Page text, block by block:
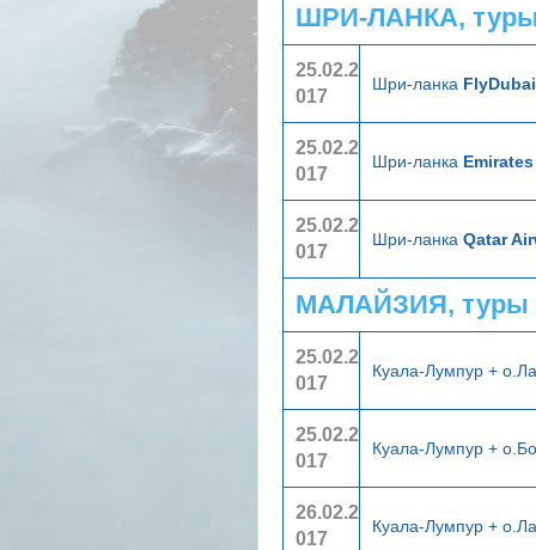
ШРИ-ЛАНКА,
25.02.2
017
Шри-ланка FlyDubai
25.02.2
017
Шри-ланка Emirates
25.02.2
017
Шри-ланка Qatar
МАЛАЙЗИЯ, туры
25.02.2
017
Куала-Лумпур +
25.02.2
017
Куала-Лумпур +
26.02.2
017
Куала-Лумпур +